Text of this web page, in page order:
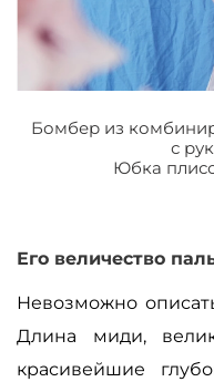
Бомбер из
с
Юбка
Его величество
Невозможно
Длина миди,
красивейшие